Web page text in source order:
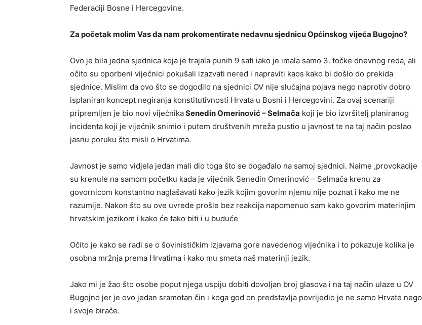
Federaciji Bosne i Hercegovine.
Za početak molim Vas da nam prokomentirate nedavnu sjednicu Općinskog vijeća Bugojno?
Ovo je bila jedna sjednica koja je trajala punih 9 sati iako je imala samo 3. točke dnevnog reda, ali
očito su oporbeni vijećnici pokušali izazvati nered i napraviti kaos kako bi došlo do prekida
sjednice. Mislim da ovo što se dogodilo na sjednici OV nije slučajna pojava nego naprotiv dobro
isplaniran koncept negiranja konstitutivnosti Hrvata u Bosni i Hercegovini. Za ovaj scenariji
pripremljen je bio novi vijećnikaSenedin Omerinović – Selmača koji je bio izvršitelj planiranog
incidenta koji je vijećnik snimio i putem društvenih mreža pustio u javnost te na taj način poslao
jasnu poruku što misli o Hrvatima.
Javnost je samo vidjela jedan mali dio toga što se događalo na samoj sjednici. Naime ,provokacije
su krenule na samom početku kada je vijećnik Senedin Omerinović – Selmača krenu za
govornicom konstantno naglašavati kako jezik kojim govorim njemu nije poznat i kako me ne
razumije. Nakon što su ove uvrede prošle bez reakcija napomenuo sam kako govorim materinjim
hrvatskim jezikom i kako će tako biti i u buduće
Očito je kako se radi se o šovinističkim izjavama gore navedenog vijećnika i to pokazuje kolika je
osobna mržnja prema Hrvatima i kako mu smeta naš materinji jezik.
Jako mi je žao što osobe poput njega uspiju dobiti dovoljan broj glasova i na taj način ulaze u OV
Bugojno jer je ovo jedan sramotan čin i koga god on predstavlja povrijedio je ne samo Hrvate nego
i svoje birače.